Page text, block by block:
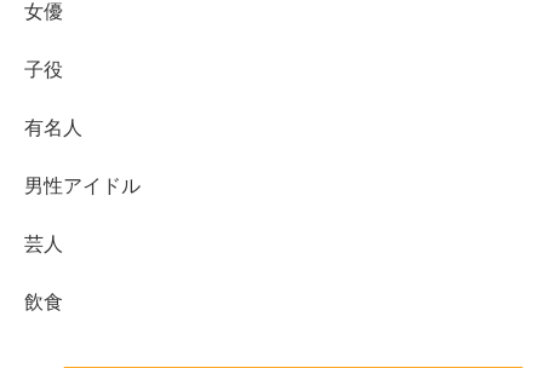
カップ数や水着画像も気になる！
す。
女優
子役
有名人
男性アイドル
芸人
飲食